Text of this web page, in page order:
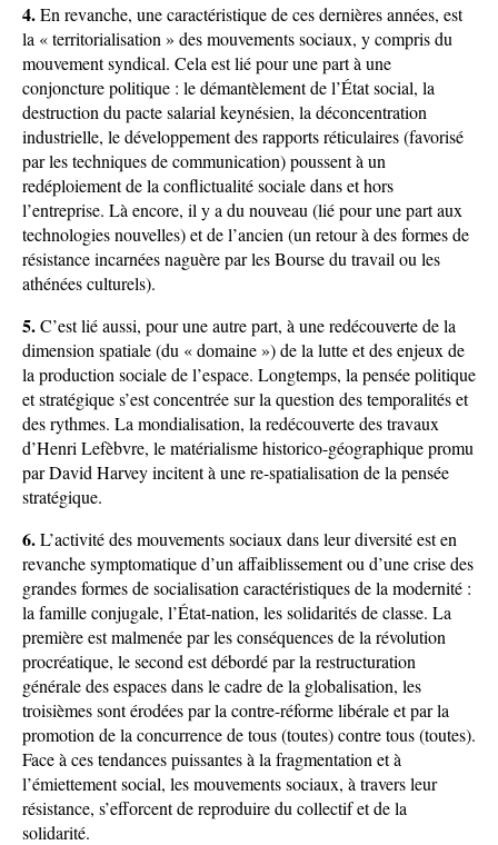
4.En revanche, une caractéristique de ces dernières années, est
la « territorialisation » des mouvements sociaux, y compris du
mouvement syndical. Cela est lié pour une part à une
conjoncture politique : le démantèlement de l’État social, la
destruction du pacte salarial keynésien, la déconcentration
industrielle, le développement des rapports réticulaires (favorisé
par les techniques de communication) poussent à un
redéploiement de la conflictualité sociale dans et hors
l’entreprise. Là encore, il y a du nouveau (lié pour une part aux
technologies nouvelles) et de l’ancien (un retour à des formes de
résistance incarnées naguère par les Bourse du travail ou les
athénées culturels).
5.C’est lié aussi, pour une autre part, à une redécouverte de la
dimension spatiale (du « domaine ») de la lutte et des enjeux de
la production sociale de l’espace. Longtemps, la pensée politique
et stratégique s’est concentrée sur la question des temporalités et
des rythmes. La mondialisation, la redécouverte des travaux
d’Henri Lefèbvre, le matérialisme historico-géographique promu
par David Harvey incitent à une re-spatialisation de la pensée
stratégique.
6.L’activité des mouvements sociaux dans leur diversité est en
revanche symptomatique d’un affaiblissement ou d’une crise des
grandes formes de socialisation caractéristiques de la modernité :
la famille conjugale, l’État-nation, les solidarités de classe. La
première est malmenée par les conséquences de la révolution
procréatique, le second est débordé par la restructuration
générale des espaces dans le cadre de la globalisation, les
troisièmes sont érodées par la contre-réforme libérale et par la
promotion de la concurrence de tous (toutes) contre tous (toutes).
Face à ces tendances puissantes à la fragmentation et à
l’émiettement social, les mouvements sociaux, à travers leur
résistance, s’efforcent de reproduire du collectif et de la
solidarité.